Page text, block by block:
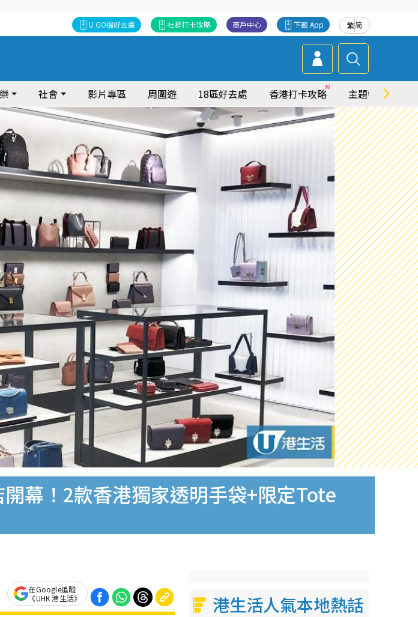
繁简
下載 App
商戶中心
社群打卡攻略
U GO搵好去處
社會 影片專區 周圍遊 18區好去處 香港打卡攻略 主題特集
開幕！2款香港獨家透明手袋+限定Tote
在Google追蹤
《UHK 港生活》
港生活人氣本地熱話